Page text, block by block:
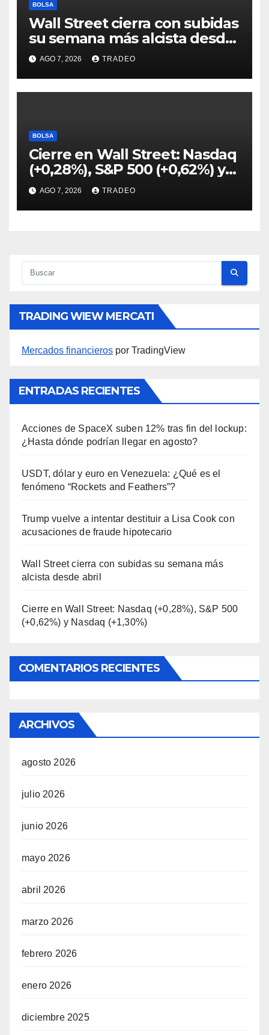
BOLSA
Wall Street cierra con subidas
su semana más alcista desde
abril
AGO 7, 2026 TRADEO
BOLSA
Cierre en Wall Street: Nasdaq
(+0,28%), S&P 500 (+0,62%) y
Nasdaq (+1,30%)
AGO 7, 2026 TRADEO
TRADING WIEW MERCATI
Mercados financieros por TradingView
ENTRADAS RECIENTES
Acciones de SpaceX suben 12% tras fin del lockup:
¿Hasta dónde podrían llegar en agosto?
USDT, dólar y euro en Venezuela: ¿Qué es el
fenómeno “Rockets and Feathers”?
Trump vuelve a intentar destituir a Lisa Cook con
acusaciones de fraude hipotecario
Wall Street cierra con subidas su semana más
alcista desde abril
Cierre en Wall Street: Nasdaq (+0,28%), S&P 500
(+0,62%) y Nasdaq (+1,30%)
COMENTARIOS RECIENTES
ARCHIVOS
agosto 2026
julio 2026
junio 2026
mayo 2026
abril 2026
marzo 2026
febrero 2026
enero 2026
diciembre 2025